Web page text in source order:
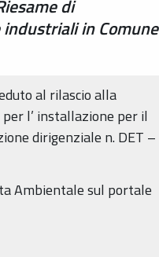
di
in Comune
al rilascio alla
l’ installazione per il
dirigenziale n. DET –
Ambientale sul portale